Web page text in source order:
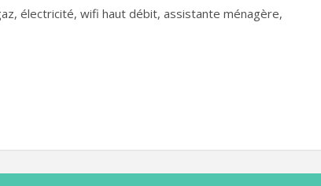
électricité, wifi haut débit, assistante ménagère,